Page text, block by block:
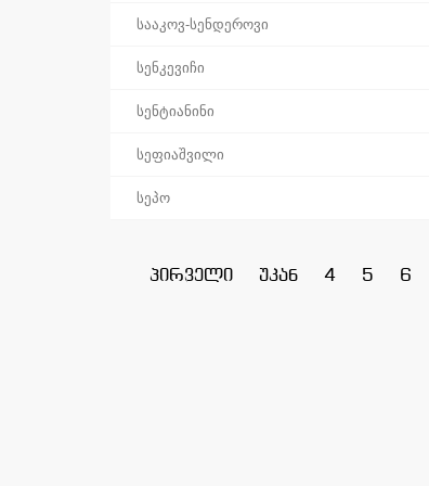
სააკოვ-სენდეროვი
სენკევიჩი
სენტიანინი
სეფიაშვილი
სეპო
პირველი უკან 4 5 6